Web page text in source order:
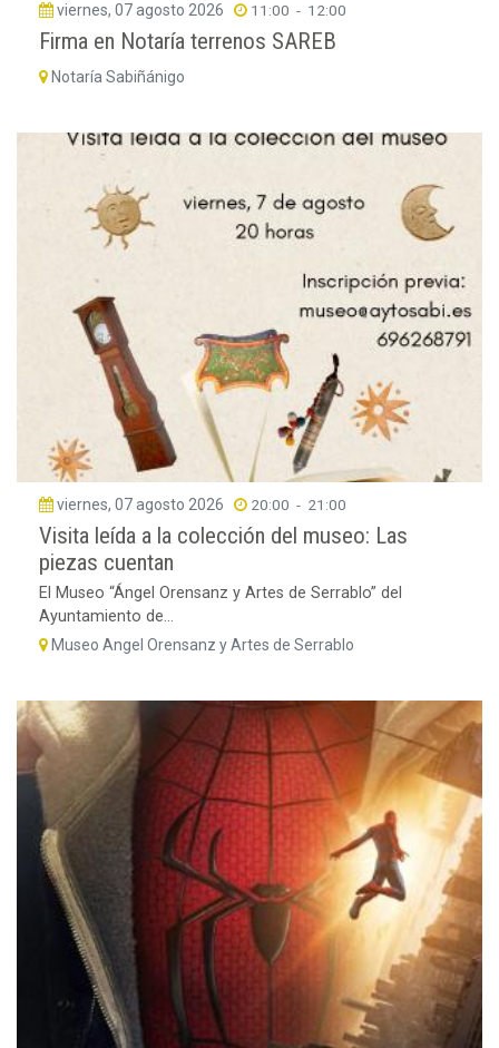
viernes, 07 agosto 2026 11:00 - 12:00
Firma en Notaría terrenos SAREB
Notaría Sabiñánigo
viernes, 07 agosto 2026 20:00 - 21:00
Visita leída a la colección del museo: Las
piezas cuentan
El Museo “Ángel Orensanz y Artes de Serrablo” del
Ayuntamiento de...
Museo Angel Orensanz y Artes de Serrablo